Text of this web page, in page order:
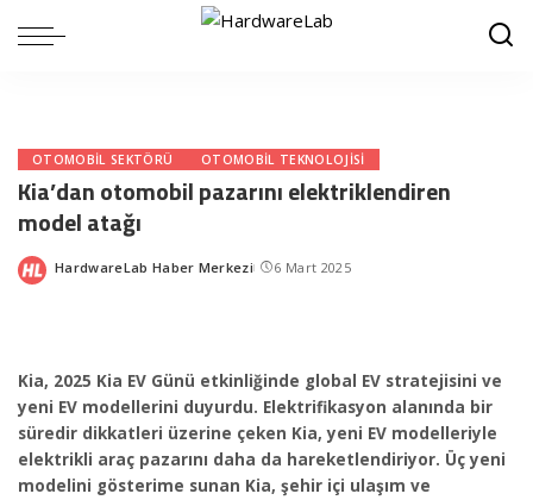
OTOMOBIL SEKTÖRÜ OTOMOBIL TEKNOLOJISI
Kia’dan otomobil pazarını elektriklendiren
model atağı
Posted
HardwareLab Haber Merkezi 6 Mart 2025
Kia, 2025 Kia EV Günü etkinliğinde global EV stratejisini ve
yeni EV modellerini duyurdu. Elektrifikasyon alanında bir
süredir dikkatleri üzerine çeken Kia, yeni EV modelleriyle
elektrikli araç pazarını daha da hareketlendiriyor. Üç yeni
modelini gösterime sunan Kia, şehir içi ulaşım ve